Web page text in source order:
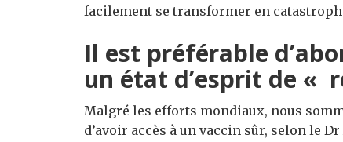
facilement se transformer en
Il est préférable
un état d’esprit de «
Malgré les efforts mondiaux, nous
d’avoir accès à un vaccin sûr, selon le